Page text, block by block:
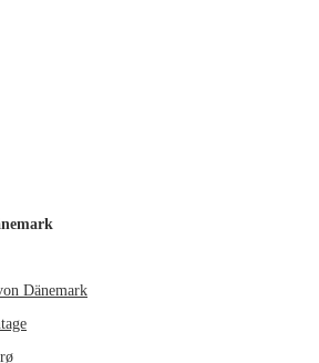
Dänemark